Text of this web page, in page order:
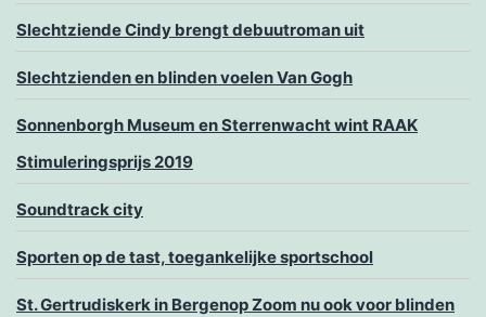
Slechtziende Cindy brengt debuutroman uit
Slechtzienden en blinden voelen Van Gogh
Sonnenborgh Museum en Sterrenwacht wint RAAK
Stimuleringsprijs 2019
Soundtrack city
Sporten op de tast, toegankelijke sportschool
St. Gertrudiskerk in Bergenop Zoom nu ook voor blinden